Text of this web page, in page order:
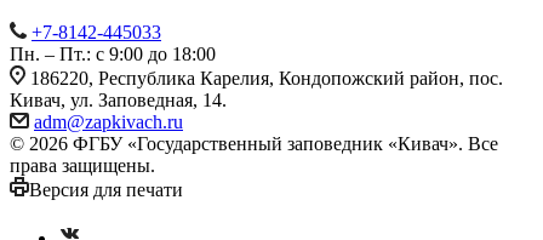
+7-8142-445033
Пн. – Пт.: с 9:00 до 18:00
186220, Республика Карелия, Кондопожский район, пос.
Кивач, ул. Заповедная, 14.
adm@zapkivach.ru
© 2026 ФГБУ «Государственный заповедник «Кивач». Все
права защищены.
Версия для печати